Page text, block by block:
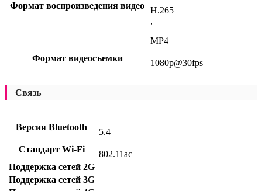
Формат воспроизведения видео H.265
,
MP4
Формат видеосъемки
1080p@30fps
Связь
Версия Bluetooth
5.4
Стандарт Wi-Fi
802.11ac
Поддержка сетей 2G
Поддержка сетей 3G